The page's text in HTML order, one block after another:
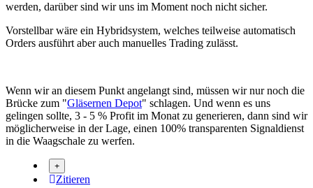
werden, darüber sind wir uns im Moment noch nicht sicher.
Vorstellbar wäre ein Hybridsystem, welches teilweise automatisch
Orders ausführt aber auch manuelles Trading zulässt.
Wenn wir an diesem Punkt angelangt sind, müssen wir nur noch die
Brücke zum "Gläsernen Depot" schlagen. Und wenn es uns
gelingen sollte, 3 - 5 % Profit im Monat zu generieren, dann sind wir
möglicherweise in der Lage, einen 100% transparenten Signaldienst
in die Waagschale zu werfen.
Zitieren